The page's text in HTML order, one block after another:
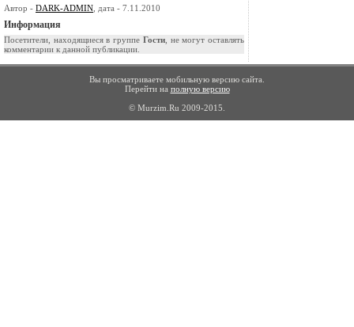
Автор - DARK-ADMIN , дата - 7.11.2010
Информация
Посетители, находящиеся в группе Гости, не могут оставлять
комментарии к данной публикации.
Вы просматриваете мобильную версию сайта.
Перейти на полную версию
© Murzim.Ru 2009-2015.